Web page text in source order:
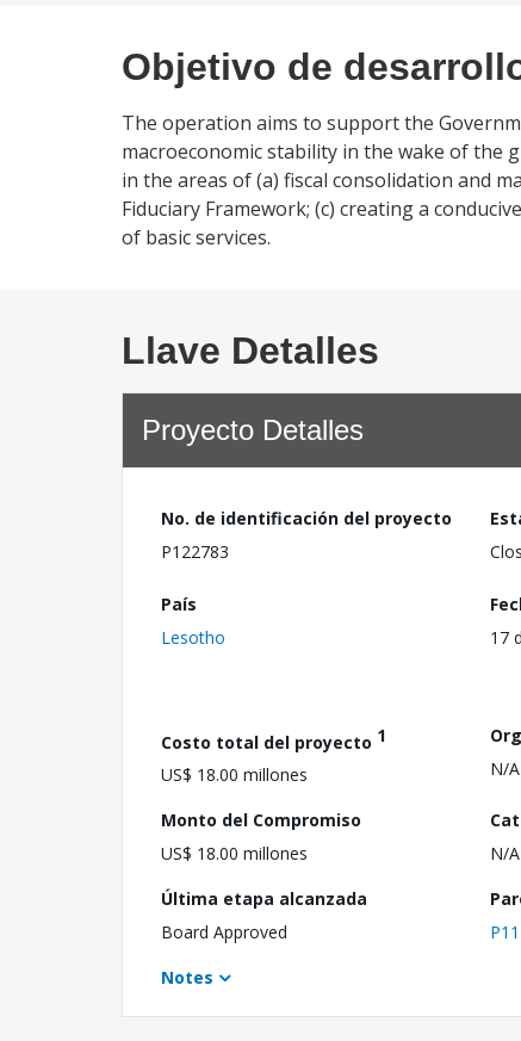
Objetivo de
The operation aims to support the
macroeconomic stability in the wake of the
in the areas of (a) fiscal consolidation and
Fiduciary Framework; (c) creating a
of basic services.
Llave Detalles
Proyecto Detalles
No. de identificación del proyecto
P122783
País
Lesotho
17
Costo total del proyecto 1
US$ 18.00 millones
N/A
Monto del Compromiso
US$ 18.00 millones
N/A
Última etapa alcanzada
Board Approved
Notes